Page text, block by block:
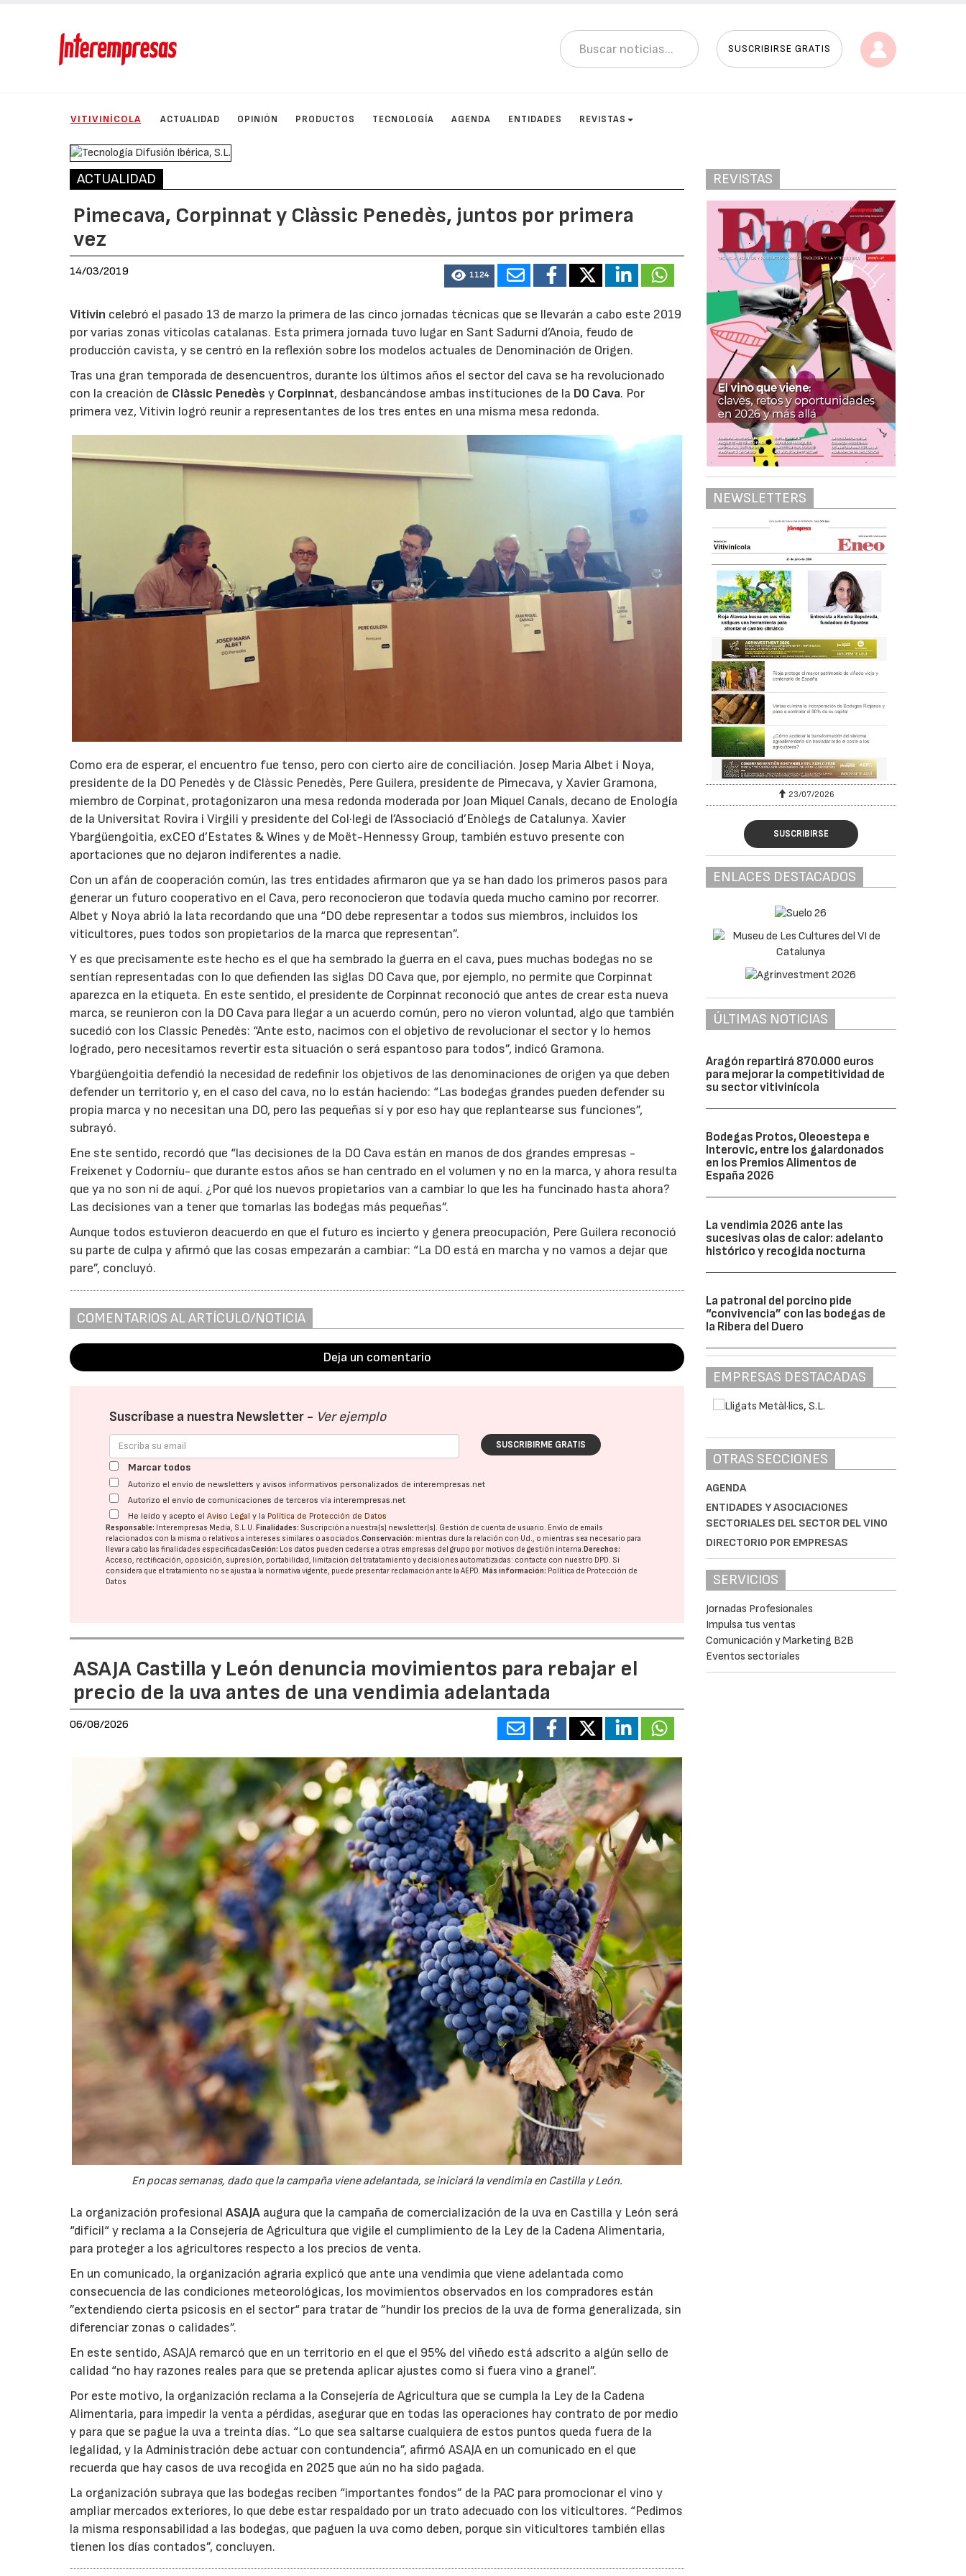
SUSCRIBIRSE GRATIS
VITIVINÍCOLA ACTUALIDAD OPINIÓN PRODUCTOS TECNOLOGÍA AGENDA ENTIDADES REVISTAS
ACTUALIDAD
Pimecava, Corpinnat y Clàssic Penedès, juntos por primera
vez
14/03/2019 1124
Vitivin celebró el pasado 13 de marzo la primera de las cinco jornadas técnicas que se llevarán a cabo este 2019
por varias zonas vitícolas catalanas. Esta primera jornada tuvo lugar en Sant Sadurní d’Anoia, feudo de
producción cavista, y se centró en la reflexión sobre los modelos actuales de Denominación de Origen.
Tras una gran temporada de desencuentros, durante los últimos años el sector del cava se ha revolucionado
con la creación de Clàssic Penedès y Corpinnat, desbancándose ambas instituciones de la DO Cava. Por
primera vez, Vitivin logró reunir a representantes de los tres entes en una misma mesa redonda.
Como era de esperar, el encuentro fue tenso, pero con cierto aire de conciliación. Josep Maria Albet i Noya,
presidente de la DO Penedès y de Clàssic Penedès, Pere Guilera, presidente de Pimecava, y Xavier Gramona,
miembro de Corpinat, protagonizaron una mesa redonda moderada por Joan Miquel Canals, decano de Enología
de la Universitat Rovira i Virgili y presidente del Col·legi de l’Associació d’Enòlegs de Catalunya. Xavier
Ybargüengoitia, exCEO d’Estates & Wines y de Moët-Hennessy Group, también estuvo presente con
aportaciones que no dejaron indiferentes a nadie.
Con un afán de cooperación común, las tres entidades afirmaron que ya se han dado los primeros pasos para
generar un futuro cooperativo en el Cava, pero reconocieron que todavía queda mucho camino por recorrer.
Albet y Noya abrió la lata recordando que una “DO debe representar a todos sus miembros, incluidos los
viticultores, pues todos son propietarios de la marca que representan”.
Y es que precisamente este hecho es el que ha sembrado la guerra en el cava, pues muchas bodegas no se
sentían representadas con lo que defienden las siglas DO Cava que, por ejemplo, no permite que Corpinnat
aparezca en la etiqueta. En este sentido, el presidente de Corpinnat reconoció que antes de crear esta nueva
marca, se reunieron con la DO Cava para llegar a un acuerdo común, pero no vieron voluntad, algo que también
sucedió con los Classic Penedès: “Ante esto, nacimos con el objetivo de revolucionar el sector y lo hemos
logrado, pero necesitamos revertir esta situación o será espantoso para todos”, indicó Gramona.
Ybargüengoitia defendió la necesidad de redefinir los objetivos de las denominaciones de origen ya que deben
defender un territorio y, en el caso del cava, no lo están haciendo: “Las bodegas grandes pueden defender su
propia marca y no necesitan una DO, pero las pequeñas sí y por eso hay que replantearse sus funciones”,
subrayó.
Ene ste sentido, recordó que “las decisiones de la DO Cava están en manos de dos grandes empresas -
Freixenet y Codorníu- que durante estos años se han centrado en el volumen y no en la marca, y ahora resulta
que ya no son ni de aquí. ¿Por qué los nuevos propietarios van a cambiar lo que les ha funcinado hasta ahora?
Las decisiones van a tener que tomarlas las bodegas más pequeñas”.
Aunque todos estuvieron deacuerdo en que el futuro es incierto y genera preocupación, Pere Guilera reconoció
su parte de culpa y afirmó que las cosas empezarán a cambiar: “La DO está en marcha y no vamos a dejar que
pare”, concluyó.
COMENTARIOS AL ARTÍCULO/NOTICIA
Deja un comentario
Suscríbase a nuestra Newsletter - Ver ejemplo
SUSCRIBIRME GRATIS
Marcar todos
Autorizo el envío de newsletters y avisos informativos personalizados de interempresas.net
Autorizo el envío de comunicaciones de terceros vía interempresas.net
He leído y acepto elAviso Legal y la Política de Protección de Datos
Responsable: Interempresas Media, S.L.U.Finalidades: Suscripción a nuestra(s) newsletter(s). Gestión de cuenta de usuario. Envío de emails
relacionados con la misma o relativos a intereses similares o asociados.Conservación: mientras dure la relación con Ud., o mientras sea necesario para
llevar a cabo las finalidades especificadasCesión: Los datos pueden cederse a otras empresas del grupo por motivos de gestión interna.Derechos:
Acceso, rectificación, oposición, supresión, portabilidad, limitación del tratatamiento y decisiones automatizadas: contacte con nuestro DPD . Si
considera que el tratamiento no se ajusta a la normativa vigente, puede presentar reclamación ante laAEPD .Más información: Política de Protección de
Datos
ASAJA Castilla y León denuncia movimientos para rebajar el
precio de la uva antes de una vendimia adelantada
06/08/2026
En pocas semanas, dado que la campaña viene adelantada, se iniciará la vendimia en Castilla y León.
La organización profesionalASAJA augura que la campaña de comercialización de la uva en Castilla y León será
“difícil“ y reclama a la Consejería de Agricultura que vigile el cumplimiento de la Ley de la Cadena Alimentaria,
para proteger a los agricultores respecto a los precios de venta.
En un comunicado, la organización agraria explicó que ante una vendimia que viene adelantada como
consecuencia de las condiciones meteorológicas, los movimientos observados en los compradores están
”extendiendo cierta psicosis en el sector“ para tratar de ”hundir los precios de la uva de forma generalizada, sin
diferenciar zonas o calidades”.
En este sentido, ASAJA remarcó que en un territorio en el que el 95% del viñedo está adscrito a algún sello de
calidad “no hay razones reales para que se pretenda aplicar ajustes como si fuera vino a granel”.
Por este motivo, la organización reclama a la Consejería de Agricultura que se cumpla la Ley de la Cadena
Alimentaria, para impedir la venta a pérdidas, asegurar que en todas las operaciones hay contrato de por medio
y para que se pague la uva a treinta días. “Lo que sea saltarse cualquiera de estos puntos queda fuera de la
legalidad, y la Administración debe actuar con contundencia”, afirmó ASAJA en un comunicado en el que
recuerda que hay casos de uva recogida en 2025 que aún no ha sido pagada.
La organización subraya que las bodegas reciben “importantes fondos” de la PAC para promocionar el vino y
ampliar mercados exteriores, lo que debe estar respaldado por un trato adecuado con los viticultores. “Pedimos
la misma responsabilidad a las bodegas, que paguen la uva como deben, porque sin viticultores también ellas
tienen los días contados”, concluyen.
REVISTAS
NEWSLETTERS
23/07/2026 30/07/2026 23/07/2026
SUSCRIBIRSE
ENLACES DESTACADOS
ÚLTIMAS NOTICIAS
Aragón repartirá 870.000 euros
para mejorar la competitividad de
su sector vitivinícola
Bodegas Protos, Oleoestepa e
Interovic, entre los galardonados
en los Premios Alimentos de
España 2026
La vendimia 2026 ante las
sucesivas olas de calor: adelanto
histórico y recogida nocturna
La patronal del porcino pide
“convivencia” con las bodegas de
la Ribera del Duero
EMPRESAS DESTACADAS
OTRAS SECCIONES
AGENDA
ENTIDADES Y ASOCIACIONES
SECTORIALES DEL SECTOR DEL VINO
DIRECTORIO POR EMPRESAS
SERVICIOS
Jornadas Profesionales
Impulsa tus ventas
Comunicación y Marketing B2B
Eventos sectoriales